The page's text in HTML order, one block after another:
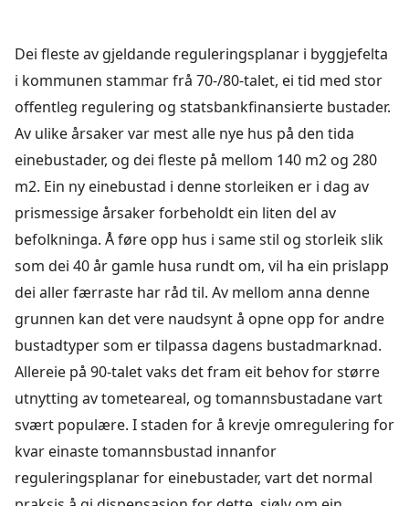
Dei fleste av gjeldande reguleringsplanar i byggjefelta
i kommunen stammar frå 70-/80-talet, ei tid med stor
offentleg regulering og statsbankfinansierte bustader.
Av ulike årsaker var mest alle nye hus på den tida
einebustader, og dei fleste på mellom 140 m2 og 280
m2. Ein ny einebustad i denne storleiken er i dag av
prismessige årsaker forbeholdt ein liten del av
befolkninga. Å føre opp hus i same stil og storleik slik
som dei 40 år gamle husa rundt om, vil ha ein prislapp
dei aller færraste har råd til. Av mellom anna denne
grunnen kan det vere naudsynt å opne opp for andre
bustadtyper som er tilpassa dagens bustadmarknad.
Allereie på 90-talet vaks det fram eit behov for større
utnytting av tometeareal, og tomannsbustadane vart
svært populære. I staden for å krevje omregulering for
kvar einaste tomannsbustad innanfor
reguleringsplanar for einebustader, vart det normal